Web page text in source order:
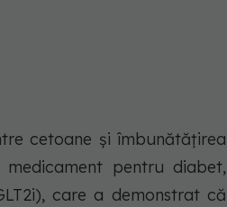
cetoane și îmbunătățirea
pentru diabet,
care a demonstrat că